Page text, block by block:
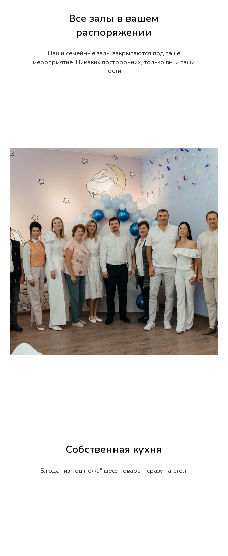
Все залы в вашем
распоряжении
Наши семейные залы закрываются под ваше
мероприятие. Никаких посторонних, только вы и ваши
гости.
Собственная кухня
Блюда "из под ножа" шеф повара - сразу на стол.